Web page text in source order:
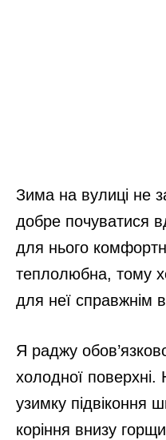
Зима на вулиці не
добре почуватися
для нього
теплолюбна, тому
для неї справжнім
Я раджу
холодної поверхні.
узимку підвіконня
коріння внизу